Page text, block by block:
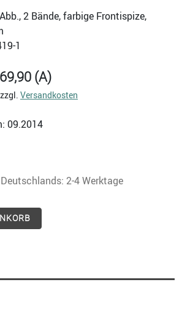
2 Bände, farbige Frontispize,
1
(A)
Versandkosten
09.2014
2-4 Werktage